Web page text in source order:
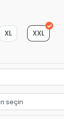
XXL
XL